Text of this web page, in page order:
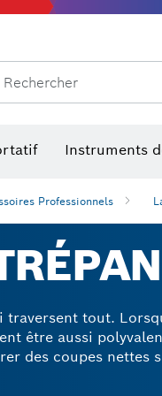
Rechercher
Instruments
Professionnels
traversent tout.
être aussi
des coupes